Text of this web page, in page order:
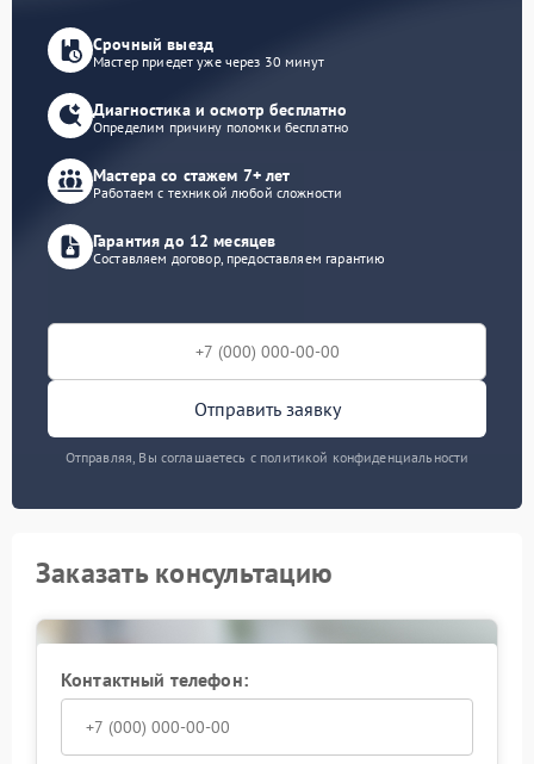
Срочный выезд
Мастер приедет уже через 30 минут
Диагностика и осмотр бесплатно
Определим причину поломки бесплатно
Мастера со стажем 7+ лет
Работаем с техникой любой сложности
Гарантия до 12 месяцев
Составляем договор, предоставляем гарантию
Отправить заявку
Отправляя, Вы соглашаетесь с политикой конфиденциальности
Заказать консультацию
Контактный телефон: